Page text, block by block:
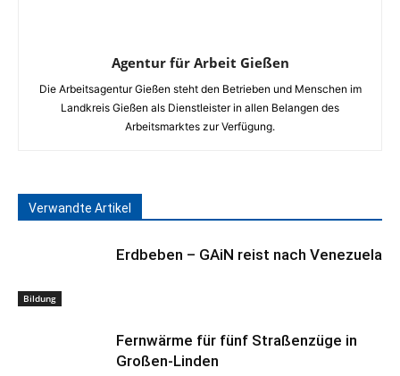
Agentur für Arbeit Gießen
Die Arbeitsagentur Gießen steht den Betrieben und Menschen im
Landkreis Gießen als Dienstleister in allen Belangen des
Arbeitsmarktes zur Verfügung.
Verwandte Artikel
Bildung
Erdbeben – GAiN reist nach Venezuela
Fernwärme für fünf Straßenzüge in
Großen-Linden